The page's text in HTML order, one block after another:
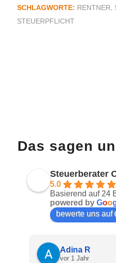
SCHLAGWORTE: RENTNER
STEUERPFLICHT
Das sagen
Steuerberater
5.0
Basierend auf 24
powered by Goo
bewerte uns auf
Adina R
vor 1 Jahr